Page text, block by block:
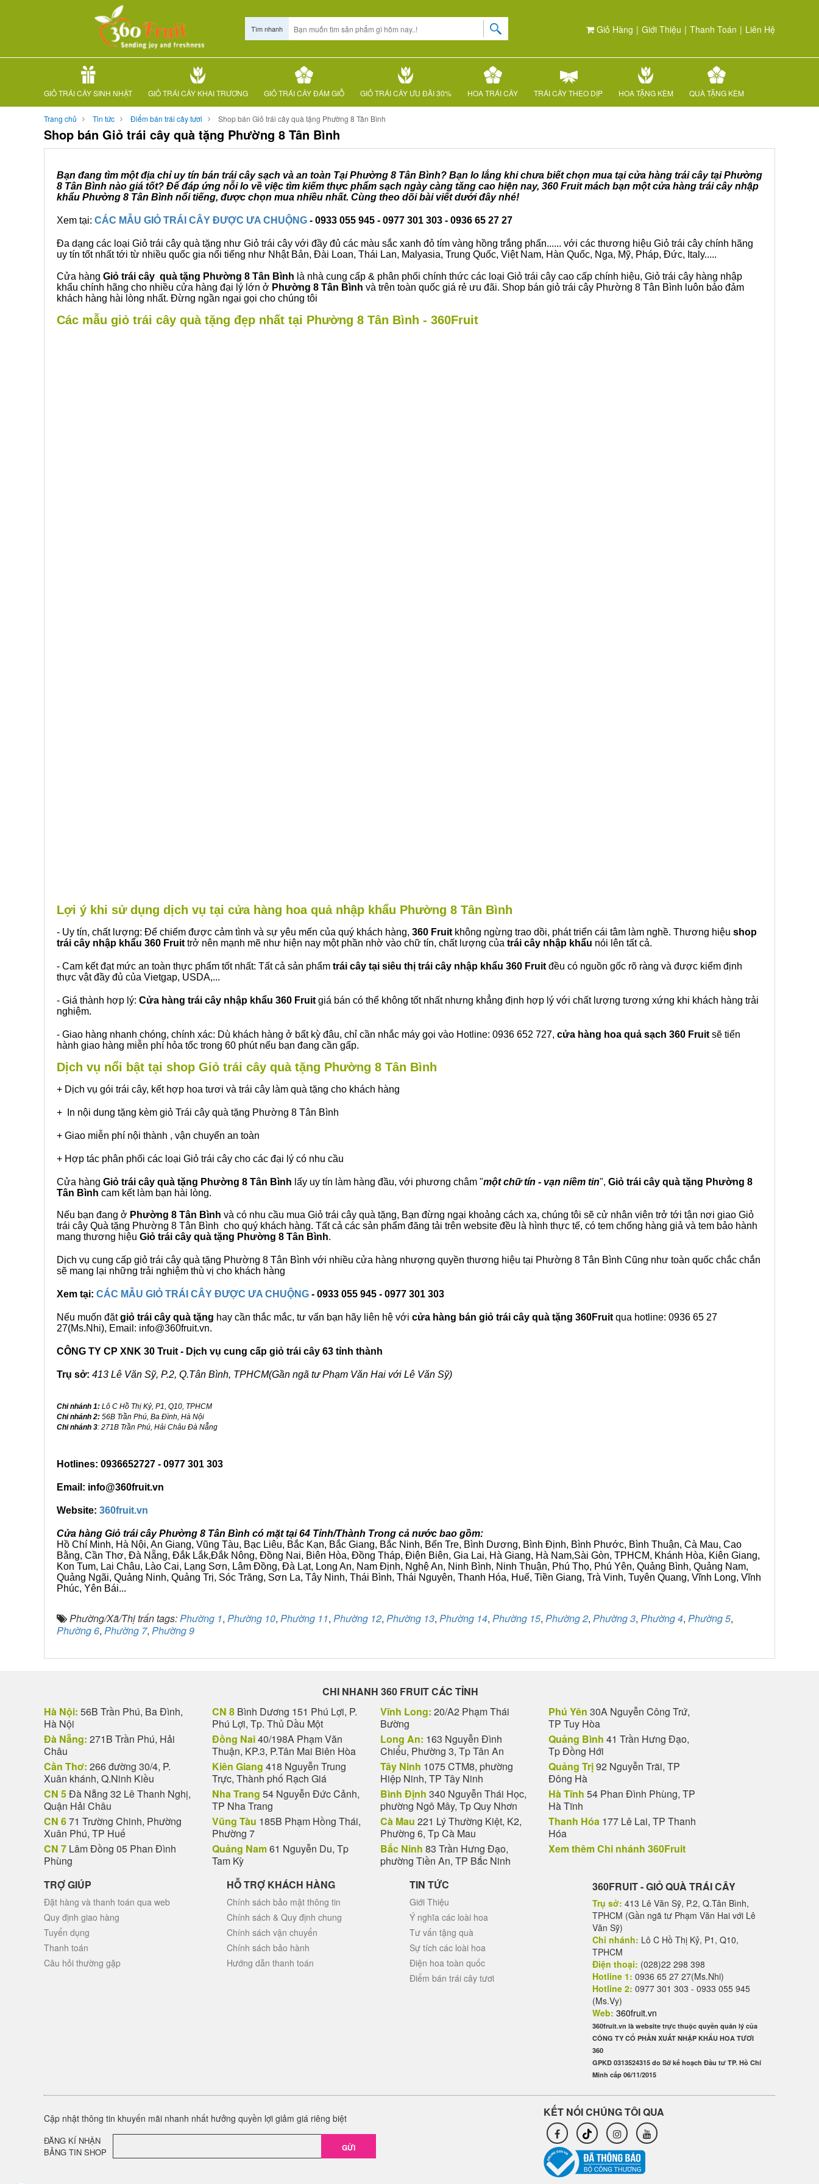
Giỏ Hàng | Giới Thiệu | Thanh Toán | Liên Hệ
Tìm nhanh
GIỎ TRÁI CÂY SINH NHẬT GIỎ TRÁI CÂY KHAI TRƯƠNG GIỎ TRÁI CÂY ĐÁM GIỖ GIỎ TRÁI CÂY ƯU ĐÃI 30% HOA TRÁI CÂY TRÁI CÂY THEO DỊP HOA TẶNG KÈM QUÀ TẶNG KÈM
Trang chủ Tin tức Điểm bán trái cây tươi Shop bán Giỏ trái cây quà tặng Phường 8 Tân Bình
Shop bán Giỏ trái cây quà tặng Phường 8 Tân Bình
Bạn đang tìm một địa chỉ uy tín bán trái cây sạch và an toàn Tại Phường 8 Tân Bình? Bạn lo lắng khi chưa biết chọn mua tại cửa hàng trái cây tại Phường
8 Tân Bình nào giá tốt? Để đáp ứng nỗi lo về việc tìm kiếm thực phẩm sạch ngày càng tăng cao hiện nay, 360 Fruit mách bạn một cửa hàng trái cây nhập
khẩu Phường 8 Tân Bình nổi tiếng, được chọn mua nhiều nhất. Cùng theo dõi bài viết dưới đây nhé!
Xem tại: CÁC MẪU GIỎ TRÁI CÂY ĐƯỢC ƯA CHUỘNG - 0933 055 945 - 0977 301 303 - 0936 65 27 27
Đa dạng các loại Giỏ trái cây quà tặng như Giỏ trái cây với đầy đủ các màu sắc xanh đỏ tím vàng hồng trắng phấn...... với các thương hiệu Giỏ trái cây chính hãng
uy tín tốt nhất tới từ nhiều quốc gia nổi tiếng như Nhật Bản, Đài Loan, Thái Lan, Malyasia, Trung Quốc, Việt Nam, Hàn Quốc, Nga, Mỹ, Pháp, Đức, Italy.....
Cửa hàng Giỏ trái cây quà tặng Phường 8 Tân Bình là nhà cung cấp & phân phối chính thức các loại Giỏ trái cây cao cấp chính hiệu, Giỏ trái cây hàng nhập
khẩu chính hãng cho nhiều cửa hàng đại lý lớn ở Phường 8 Tân Bình và trên toàn quốc giá rẻ ưu đãi. Shop bán giỏ trái cây Phường 8 Tân Bình luôn bảo đảm
khách hàng hài lòng nhất. Đừng ngần ngại gọi cho chúng tôi
Các mẫu giỏ trái cây quà tặng đẹp nhất tại Phường 8 Tân Bình - 360Fruit
Lợi ý khi sử dụng dịch vụ tại cửa hàng hoa quả nhập khẩu Phường 8 Tân Bình
- Uy tín, chất lượng: Để chiếm được cảm tình và sự yêu mến của quý khách hàng, 360 Fruit không ngừng trao dồi, phát triển cái tâm làm nghề. Thương hiệu shop
trái cây nhập khẩu 360 Fruit trở nên mạnh mẽ như hiện nay một phần nhờ vào chữ tín, chất lượng của trái cây nhập khẩu nói lên tất cả.
- Cam kết đạt mức an toàn thực phẩm tốt nhất: Tất cả sản phẩm trái cây tại siêu thị trái cây nhập khẩu 360 Fruit đều có nguồn gốc rõ ràng và được kiểm định
thực vật đầy đủ của Vietgap, USDA,...
- Giá thành hợp lý: Cửa hàng trái cây nhập khẩu 360 Fruit giá bán có thể không tốt nhất nhưng khẳng định hợp lý với chất lượng tương xứng khi khách hàng trải
nghiệm.
- Giao hàng nhanh chóng, chính xác: Dù khách hàng ở bất kỳ đâu, chỉ cần nhắc máy gọi vào Hotline: 0936 652 727, cửa hàng hoa quả sạch 360 Fruit sẽ tiến
hành giao hàng miễn phí hỏa tốc trong 60 phút nếu bạn đang cần gấp.
Dịch vụ nổi bật tại shop Giỏ trái cây quà tặng Phường 8 Tân Bình
+ Dịch vụ gói trái cây, kết hợp hoa tươi và trái cây làm quà tặng cho khách hàng
+ In nội dung tặng kèm giỏ Trái cây quà tặng Phường 8 Tân Bình
+ Giao miễn phí nội thành , vận chuyển an toàn
+ Hợp tác phân phối các loại Giỏ trái cây cho các đại lý có nhu cầu
Cửa hàng Giỏ trái cây quà tặng Phường 8 Tân Bình lấy uy tín làm hàng đầu, với phương châm "một chữ tín - vạn niềm tin", Giỏ trái cây quà tặng Phường 8
Tân Bình cam kết làm bạn hài lòng.
Nếu bạn đang ở Phường 8 Tân Bình và có nhu cầu mua Giỏ trái cây quà tặng, Bạn đừng ngại khoảng cách xa, chúng tôi sẽ cử nhân viên trở tới tận nơi giao Giỏ
trái cây Quà tặng Phường 8 Tân Bình cho quý khách hàng. Tất cả các sản phẩm đăng tải trên website đều là hình thực tế, có tem chống hàng giả và tem bảo hành
mang thương hiệu Giỏ trái cây quà tặng Phường 8 Tân Bình.
Dịch vụ cung cấp giỏ trái cây quà tặng Phường 8 Tân Bình với nhiều cửa hàng nhượng quyền thương hiệu tại Phường 8 Tân Bình Cũng như toàn quốc chắc chắn
sẽ mang lại những trải nghiệm thù vị cho khách hàng
Xem tại: CÁC MẪU GIỎ TRÁI CÂY ĐƯỢC ƯA CHUỘNG - 0933 055 945 - 0977 301 303
Nếu muốn đặtgiỏ trái cây quà tặng hay cần thắc mắc, tư vấn bạn hãy liên hệ với cửa hàng bán giỏ trái cây quà tặng 360Fruit qua hotline: 0936 65 27
27(Ms.Nhi), Email: info@360fruit.vn.
CÔNG TY CP XNK 30 Truit - Dịch vụ cung cấp giỏ trái cây 63 tỉnh thành
Trụ sở: 413 Lê Văn Sỹ, P.2, Q.Tân Bình, TPHCM(Gần ngã tư Phạm Văn Hai với Lê Văn Sỹ)
Chi nhánh 1: Lô C Hồ Thị Kỷ, P1, Q10, TPHCM
Chi nhánh 2: 56B Trần Phú, Ba Đình, Hà Nội
Chi nhánh 3: 271B Trần Phú, Hải Châu Đà Nẵng
Hotlines: 0936652727 - 0977 301 303
Email: info@360fruit.vn
Website: 360fruit.vn
Cửa hàng Giỏ trái cây Phường 8 Tân Bình có mặt tại 64 Tỉnh/Thành Trong cả nước bao gồm:
Hồ Chí Minh, Hà Nội, An Giang, Vũng Tàu, Bạc Liêu, Bắc Kạn, Bắc Giang, Bắc Ninh, Bến Tre, Bình Dương, Bình Định, Bình Phước, Bình Thuận, Cà Mau, Cao
Bằng, Cần Thơ, Đà Nẵng, Đắk Lắk,Đắk Nông, Đồng Nai, Biên Hòa, Đồng Tháp, Điện Biên, Gia Lai, Hà Giang, Hà Nam,Sài Gòn, TPHCM, Khánh Hòa, Kiên Giang,
Kon Tum, Lai Châu, Lào Cai, Lạng Sơn, Lâm Đồng, Đà Lạt, Long An, Nam Định, Nghệ An, Ninh Bình, Ninh Thuận, Phú Thọ, Phú Yên, Quảng Bình, Quảng Nam,
Quảng Ngãi, Quảng Ninh, Quảng Trị, Sóc Trăng, Sơn La, Tây Ninh, Thái Bình, Thái Nguyên, Thanh Hóa, Huế, Tiền Giang, Trà Vinh, Tuyên Quang, Vĩnh Long, Vĩnh
Phúc, Yên Bái...
Phường/Xã/Thị trấn tags:Phường 1, Phường 10, Phường 11, Phường 12, Phường 13, Phường 14, Phường 15, Phường 2, Phường 3, Phường 4, Phường 5,
Phường 6, Phường 7, Phường 9
CHI NHANH 360 FRUIT CÁC TỈNH
Hà Nội: 56B Trần Phú, Ba Đình,
Hà Nội
Đà Nẵng: 271B Trần Phú, Hải
Châu
Cần Thơ: 266 đường 30/4, P.
Xuân khánh, Q.Ninh Kiều
CN 5Đà Nẵng 32 Lê Thanh Nghị,
Quận Hải Châu
CN 671 Trường Chinh, Phường
Xuân Phú, TP Huế
CN 7 Lâm Đồng 05 Phan Đình
Phùng
CN 8 Bình Dương 151 Phú Lợi, P.
Phú Lợi, Tp. Thủ Dầu Một
Đồng Nai40/198A Phạm Văn
Thuận, KP.3, P.Tân Mai Biên Hòa
Kiên Giang 418 Nguyễn Trung
Trực, Thành phố Rạch Giá
Nha Trang 54 Nguyễn Đức Cảnh,
TP Nha Trang
Vũng Tàu 185B Phạm Hồng Thái,
Phường 7
Quảng Nam61 Nguyễn Du, Tp
Tam Kỳ
Vĩnh Long: 20/A2 Phạm Thái
Bường
Long An: 163 Nguyễn Đình
Chiểu, Phường 3, Tp Tân An
Tây Ninh 1075 CTM8, phường
Hiệp Ninh, TP Tây Ninh
Bình Định 340 Nguyễn Thái Học,
phường Ngô Mây, Tp Quy Nhơn
Cà Mau 221 Lý Thường Kiệt, K2,
Phường 6, Tp Cà Mau
Bắc Ninh 83 Trần Hưng Đạo,
phường Tiền An, TP Bắc Ninh
Phú Yên 30A Nguyễn Công Trứ,
TP Tuy Hòa
Quảng Bình 41 Trần Hưng Đạo,
Tp Đồng Hới
Quảng Trị92 Nguyễn Trãi, TP
Đông Hà
Hà Tĩnh 54 Phan Đình Phùng, TP
Hà Tĩnh
Thanh Hóa 177 Lê Lai, TP Thanh
Hóa
Xem thêm Chi nhánh 360Fruit
TRỢ GIÚP
Đặt hàng và thanh toán qua web
Quy định giao hàng
Tuyển dụng
Thanh toán
Câu hỏi thường gặp
HỖ TRỢ KHÁCH HÀNG
Chính sách bảo mật thông tin
Chính sách & Quy định chung
Chính sách vận chuyển
Chính sách bảo hành
Hướng dẫn thanh toán
TIN TỨC
Giới Thiệu
Ý nghĩa các loài hoa
Tư vấn tặng quà
Sự tích các loài hoa
Điện hoa toàn quốc
Điểm bán trái cây tươi
360FRUIT - GIỎ QUÀ TRÁI CÂY
Trụ sở: 413 Lê Văn Sỹ, P.2, Q.Tân Bình,
TPHCM (Gần ngã tư Phạm Văn Hai với Lê
Văn Sỹ)
Chi nhánh: Lô C Hồ Thị Kỷ, P1, Q10,
TPHCM
Điện thoại: (028)22 298 398
Hotline 1: 0936 65 27 27(Ms.Nhi)
Hotline 2: 0977 301 303 - 0933 055 945
(Ms.Vy)
Web: 360fruit.vn
360fruit.vn là website trực thuộc quyền quản lý của
CÔNG TY CỔ PHẦN XUẤT NHẬP KHẨU HOA TƯƠI
360
GPKD 0313524315 do Sở kế hoạch Đầu tư TP. Hồ Chí
Minh cấp 06/11/2015
Cập nhật thông tin khuyến mãi nhanh nhất hưởng quyền lợi giảm giá riêng biệt
ĐĂNG KÍ NHẬN
BẢNG TIN SHOP
GỬI
KẾT NỐI CHÚNG TÔI QUA